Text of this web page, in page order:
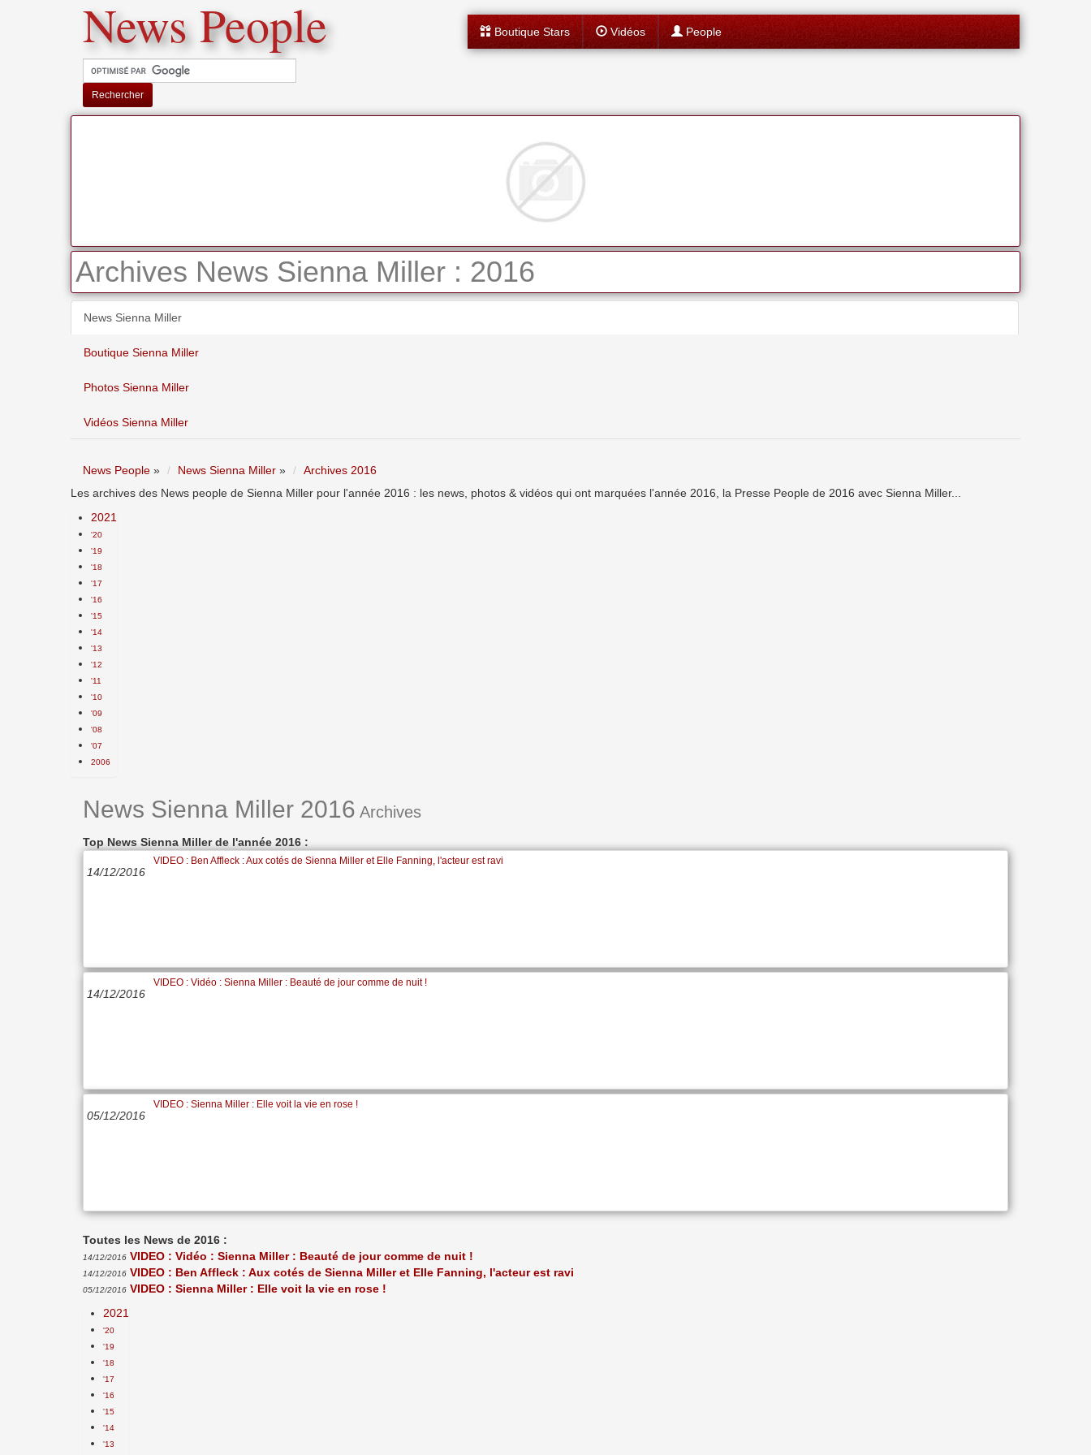
News People
Rechercher
Boutique Stars Vidéos People
Archives News Sienna Miller : 2016
News Sienna Miller
Boutique Sienna Miller
Photos Sienna Miller
Vidéos Sienna Miller
News People » News Sienna Miller »
Archives 2016
Les archives des News people de Sienna Miller pour l'année 2016 : les news, photos & vidéos qui ont marquées l'année 2016, la Presse People de 2016 avec Sienna Miller...
2021
'20
'19
'18
'17
'16
'15
'14
'13
'12
'11
'10
'09
'08
'07
2006
News Sienna Miller 2016 Archives
Top News Sienna Miller de l'année 2016 :
14/12/2016
VIDEO : Ben Affleck : Aux cotés de Sienna Miller et Elle Fanning, l'acteur est ravi
14/12/2016
VIDEO : Vidéo : Sienna Miller : Beauté de jour comme de nuit !
05/12/2016
VIDEO : Sienna Miller : Elle voit la vie en rose !
Toutes les News de 2016 :
14/12/2016 VIDEO : Vidéo : Sienna Miller : Beauté de jour comme de nuit !
14/12/2016 VIDEO : Ben Affleck : Aux cotés de Sienna Miller et Elle Fanning, l'acteur est ravi
05/12/2016 VIDEO : Sienna Miller : Elle voit la vie en rose !
2021
'20
'19
'18
'17
'16
'15
'14
'13